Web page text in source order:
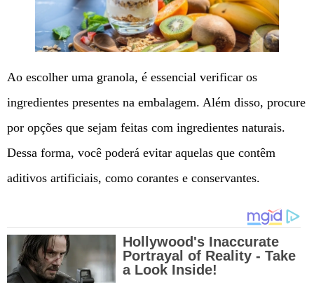
Ao escolher uma granola, é essencial verificar os
ingredientes presentes na embalagem. Além disso, procure
por opções que sejam feitas com ingredientes naturais.
Dessa forma, você poderá evitar aquelas que contêm
aditivos artificiais, como corantes e conservantes.